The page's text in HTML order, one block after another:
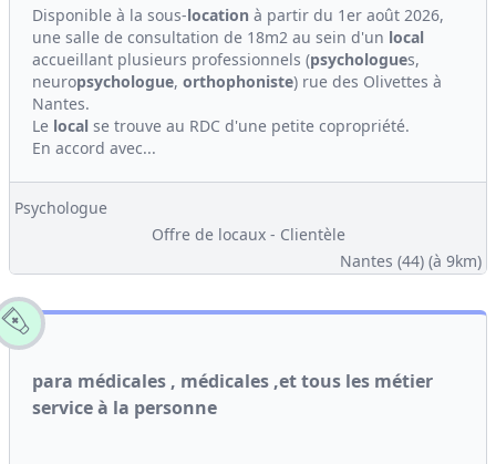
Disponible à la sous-location à partir du 1er août 2026,
une salle de consultation de 18m2 au sein d'un local
accueillant plusieurs professionnels (psychologues,
neuropsychologue, orthophoniste) rue des Olivettes à
Nantes.
Le local se trouve au RDC d'une petite copropriété.
En accord avec...
Psychologue
Offre de locaux - Clientèle
Nantes (44) (à 9km)
para médicales , médicales ,et tous les métier
service à la personne